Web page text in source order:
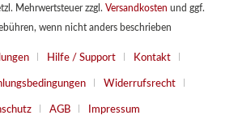
Mehrwertsteuer zzgl. Versandkosten und ggf.
wenn nicht anders beschrieben
Hilfe / Support Kontakt
Widerrufsrecht
AGB Impressum